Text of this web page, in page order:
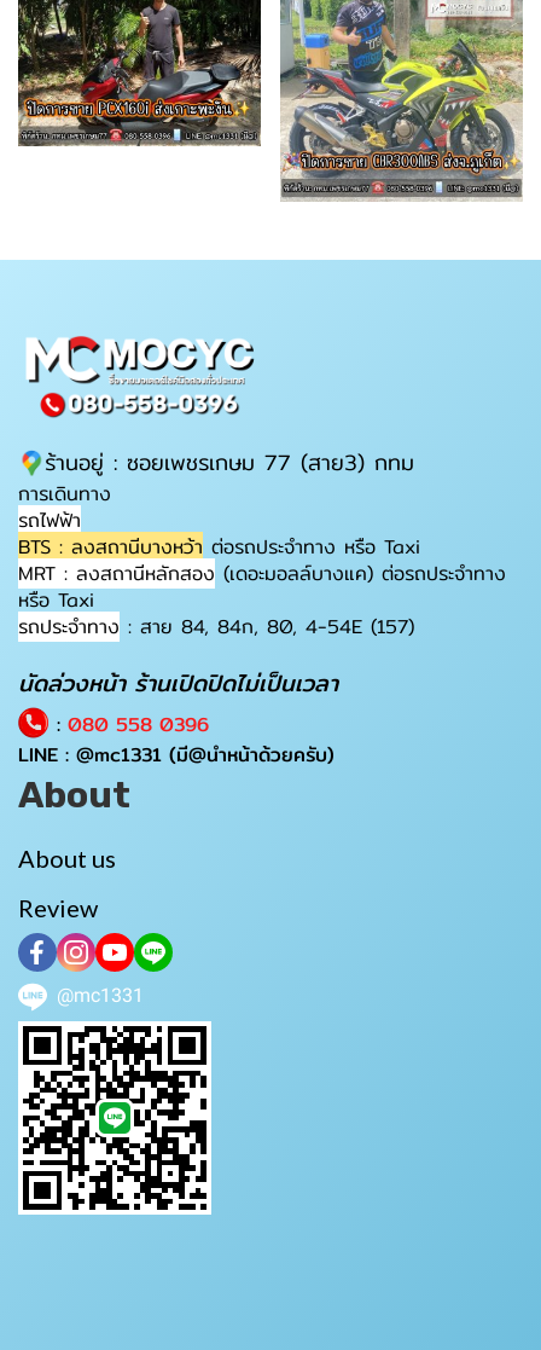
ร้านอยู่ : ซอยเพชรเกษม 77 (สาย3) กทม
การเดินทาง
รถไฟฟ้า
BTS : ลงสถานีบางหว้า ต่อรถประจำทาง หรือ Taxi
MRT : ลงสถานีหลักสอง (เดอะมอลล์บางแค) ต่อรถประจำทาง
หรือ Taxi
รถประจำทาง : สาย 84, 84ก, 80, 4-54E (157)
นัดล่วงหน้า ร้านเปิดปิดไม่เป็นเวลา
: 080 558 0396
LINE : @mc1331 (มี@นำหน้าด้วยครับ)
About
About us
Review
@mc1331